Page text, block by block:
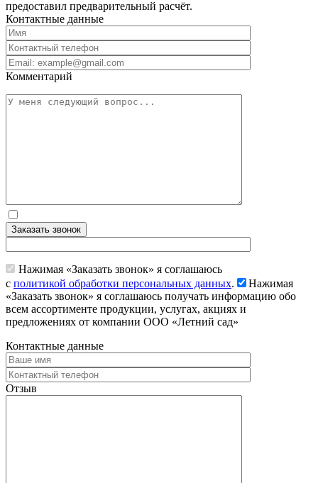
предоставил предварительный расчёт.
Контактные данные
Комментарий
Заказать звонок
Нажимая «Заказать звонок» я соглашаюсь
с политикой обработки персональных данных.
Нажимая
«Заказать звонок» я соглашаюсь получать информацию обо
всем ассортименте продукции, услугах, акциях и
предложениях от компании ООО «Летний сад»
Контактные данные
Отзыв